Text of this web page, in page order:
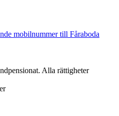
mobilnummer till Fåraboda
Alla rättigheter